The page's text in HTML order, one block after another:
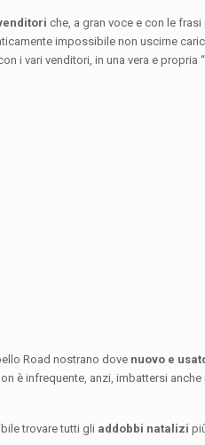
che, a gran voce e con le
impossibile non uscirne
i vari venditori, in una vera e propria
Road nostrano dove nuovo e
è infrequente, anzi, imbattersi anche
trovare tutti gli addobbi natalizi